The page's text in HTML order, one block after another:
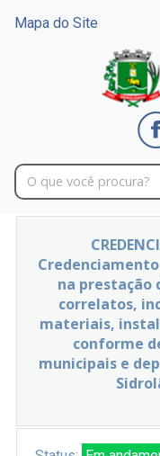
Mapa do Site
na prestação
correlatos,
materiais,
conforme
municipais e